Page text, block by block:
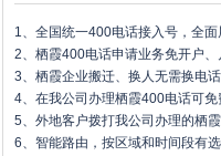
1、全国统一400电话接入号，全
2、栖霞400电话申请业务免开户
3、栖霞企业搬迁、换人无需换电
4、在我公司办理栖霞400电话可
5、外地客户拨打我公司办理的栖
6、智能路由，按区域和时间段有